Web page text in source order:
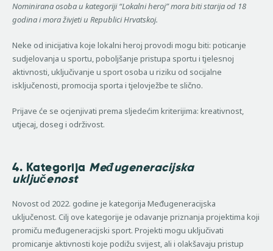
Nominirana osoba u kategoriji “Lokalni heroj” mora biti starija od 18
godina i mora živjeti u Republici Hrvatskoj.
Neke od inicijativa koje lokalni heroj provodi mogu biti: poticanje
sudjelovanja u sportu, poboljšanje pristupa sportu i tjelesnoj
aktivnosti, uključivanje u sport osoba u riziku od socijalne
isključenosti, promocija sporta i tjelovježbe te slično.
Prijave će se ocjenjivati prema sljedećim kriterijima: kreativnost,
utjecaj, doseg i održivost.
4. Kategorija Međugeneracijska
uključenost
Novost od 2022. godine je kategorija Međugeneracijska
uključenost. Cilj ove kategorije je odavanje priznanja projektima koji
promiču međugeneracijski sport. Projekti mogu uključivati
promicanje aktivnosti koje podižu svijest, ali i olakšavaju pristup